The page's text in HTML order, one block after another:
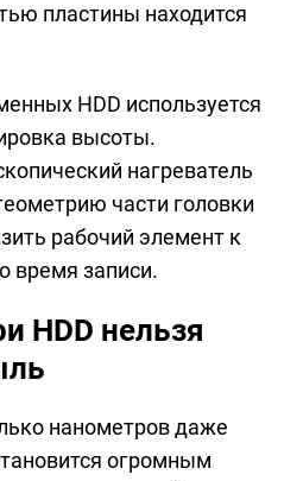
пластины находится
HDD используется
высоты.
нагреватель
части головки
рабочий элемент к
время записи.
HDD нельзя
нанометров даже
огромным